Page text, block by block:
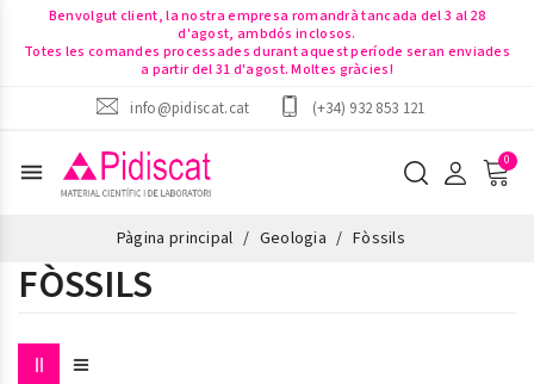
Benvolgut client, la nostra empresa romandrà tancada del 3 al 28
d'agost, ambdós inclosos.
Totes les comandes processades durant aquest període seran enviades
a partir del 31 d'agost. Moltes gràcies!
info@pidiscat.cat
(+34) 932 853 121
menu
Pàgina principal Geologia Fòssils
FÒSSILS